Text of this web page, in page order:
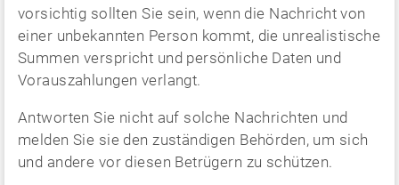
vorsichtig sollten Sie sein, wenn die Nachricht von
einer unbekannten Person kommt, die unrealistische
Summen verspricht und persönliche Daten und
Vorauszahlungen verlangt.
Antworten Sie nicht auf solche Nachrichten und
melden Sie sie den zuständigen Behörden, um sich
und andere vor diesen Betrügern zu schützen.